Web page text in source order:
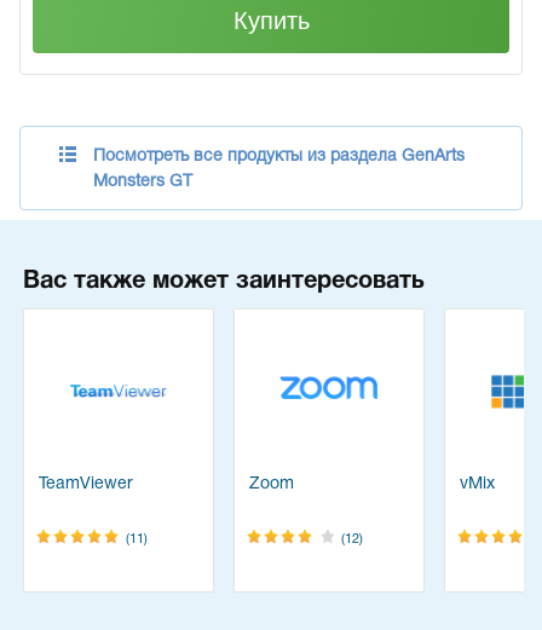
Купить
Посмотреть все продукты из раздела GenArts
Monsters GT
Вас также может заинтересовать
TeamViewer
(11)
Zoom
(12)
vMix